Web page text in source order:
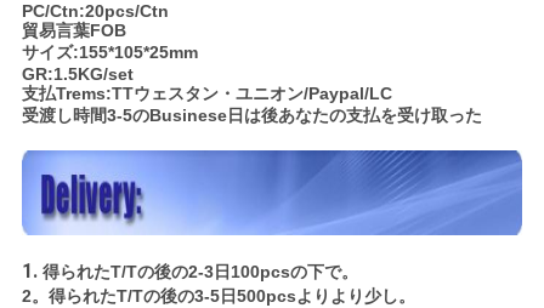
PC/Ctn:20pcs/Ctn
貿易言葉FOB
サイズ:155*105*25mm
GR:1.5KG/set
支払Trems:TTウェスタン・ユニオン/Paypal/LC
受渡し時間3-5のBusinese日は後あなたの支払を受け取った
1. 得られたT/Tの後の2-3日100pcsの下で。
2。得られたT/Tの後の3-5日500pcsよりより少し。